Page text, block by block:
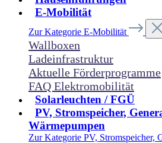
E-Mobilität
Zur Kategorie E-Mobilität
Wallboxen
Ladeinfrastruktur
Aktuelle Förderprogramme
FAQ Elektromobilität
Solarleuchten / FGÜ
PV, Stromspeicher,
Wärmepumpen
Zur Kategorie PV, Stromspeicher,